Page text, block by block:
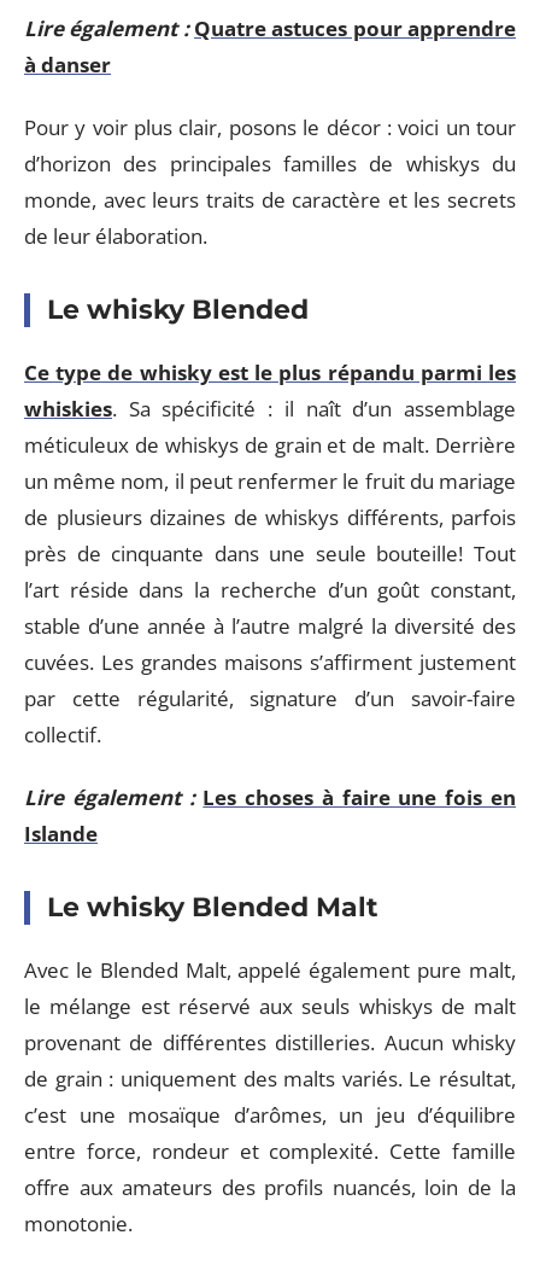
Lire également : Quatre astuces pour apprendre
à danser
Pour y voir plus clair, posons le décor : voici un tour
d’horizon des principales familles de whiskys du
monde, avec leurs traits de caractère et les secrets
de leur élaboration.
Le whisky Blended
Ce type de whisky est le plus répandu parmi les
whiskies. Sa spécificité : il naît d’un assemblage
méticuleux de whiskys de grain et de malt. Derrière
un même nom, il peut renfermer le fruit du mariage
de plusieurs dizaines de whiskys différents, parfois
près de cinquante dans une seule bouteille! Tout
l’art réside dans la recherche d’un goût constant,
stable d’une année à l’autre malgré la diversité des
cuvées. Les grandes maisons s’affirment justement
par cette régularité, signature d’un savoir-faire
collectif.
Lire également : Les choses à faire une fois en
Islande
Le whisky Blended Malt
Avec le Blended Malt, appelé également pure malt,
le mélange est réservé aux seuls whiskys de malt
provenant de différentes distilleries. Aucun whisky
de grain : uniquement des malts variés. Le résultat,
c’est une mosaïque d’arômes, un jeu d’équilibre
entre force, rondeur et complexité. Cette famille
offre aux amateurs des profils nuancés, loin de la
monotonie.